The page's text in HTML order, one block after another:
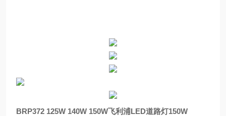
BRP372 125W 140W 150W飞利浦LED道路灯150W